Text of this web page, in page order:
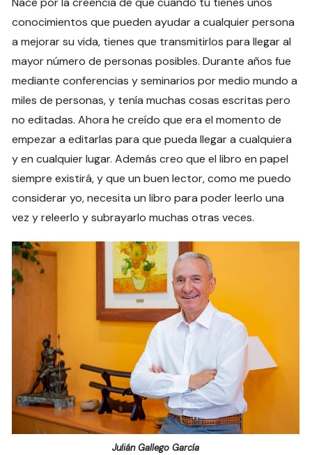
conocimientos que pueden ayudar a cualquier persona
a mejorar su vida, tienes que transmitirlos para llegar al
mayor número de personas posibles. Durante años fue
mediante conferencias y seminarios por medio mundo a
miles de personas, y tenía muchas cosas escritas pero
no editadas. Ahora he creído que era el momento de
empezar a editarlas para que pueda llegar a cualquiera
y en cualquier lugar. Además creo que el libro en papel
siempre existirá, y que un buen lector, como me puedo
considerar yo, necesita un libro para poder leerlo una
vez y releerlo y subrayarlo muchas otras veces.
Julián Gallego García